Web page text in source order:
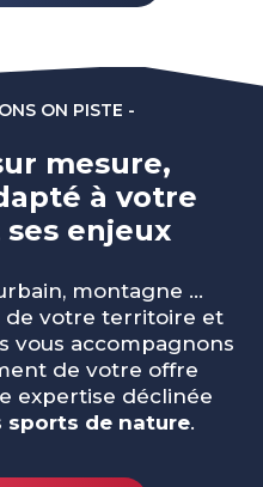
ON PISTE -
mesure,
à votre
enjeux
montagne ...
de votre territoire et
vous accompagnons
de votre offre
expertise déclinée
sports de nature.